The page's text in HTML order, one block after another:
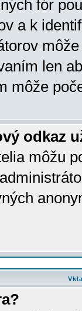
fór
a k
len
môže
odkaz
môžu